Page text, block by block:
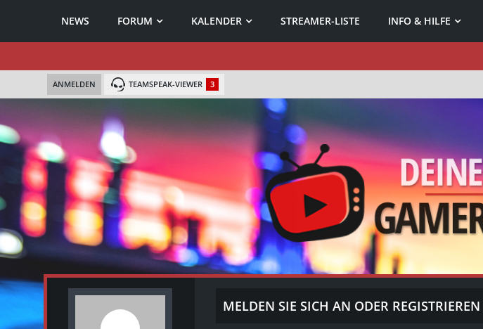
NEWS FORUM KALENDER STREAMER-LISTE INFO & HILFE
ANMELDEN TEAMSPEAK-VIEWER 3
MELDEN SIE SICH AN ODER